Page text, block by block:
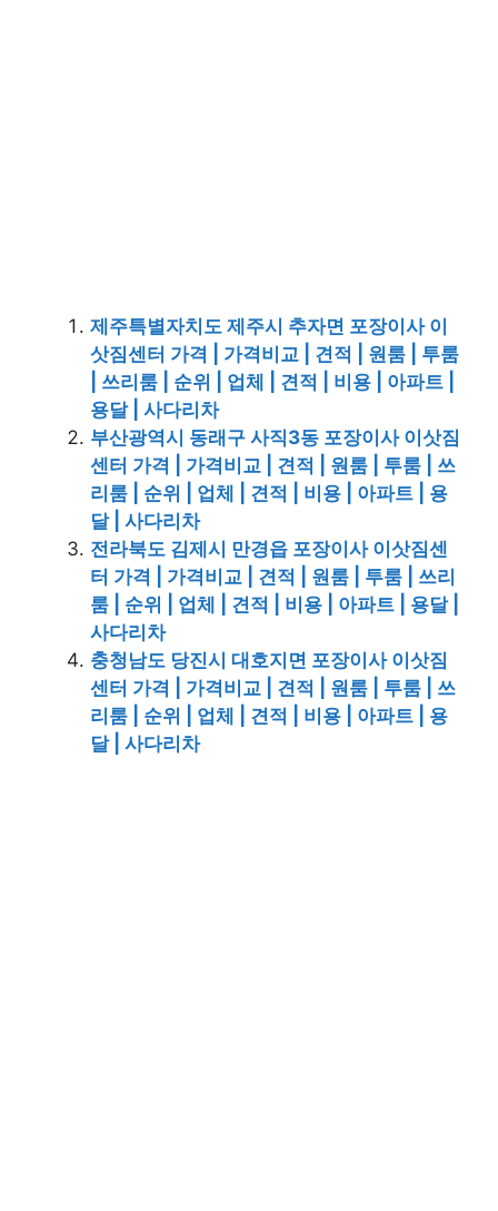
제주특별자치도 제주시 추자면 포장이사 이
삿짐센터 가격 | 가격비교 | 견적 | 원룸 | 투룸
| 쓰리룸 | 순위 | 업체 | 견적 | 비용 | 아파트 |
용달 | 사다리차
부산광역시 동래구 사직3동 포장이사 이삿짐
센터 가격 | 가격비교 | 견적 | 원룸 | 투룸 | 쓰
리룸 | 순위 | 업체 | 견적 | 비용 | 아파트 | 용
달 | 사다리차
전라북도 김제시 만경읍 포장이사 이삿짐센
터 가격 | 가격비교 | 견적 | 원룸 | 투룸 | 쓰리
룸 | 순위 | 업체 | 견적 | 비용 | 아파트 | 용달 |
사다리차
충청남도 당진시 대호지면 포장이사 이삿짐
센터 가격 | 가격비교 | 견적 | 원룸 | 투룸 | 쓰
리룸 | 순위 | 업체 | 견적 | 비용 | 아파트 | 용
달 | 사다리차